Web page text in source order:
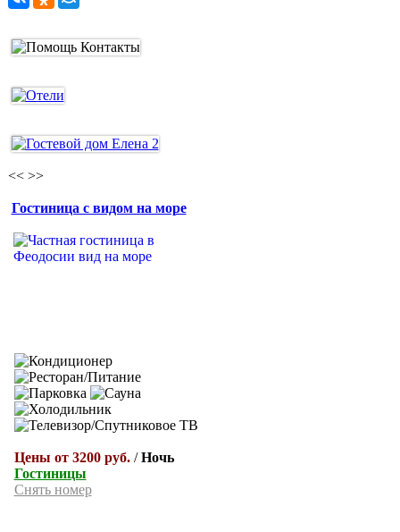
<< >>
Гостиница с видом на море
Цены от 3200 руб./Ночь
Гостиницы
Снять номер